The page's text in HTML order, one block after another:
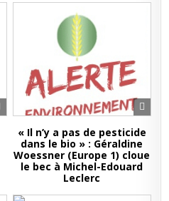
« Il n’y a pas de pesticide
dans le bio » : Géraldine
Woessner (Europe 1) cloue
le bec à Michel-Edouard
Leclerc